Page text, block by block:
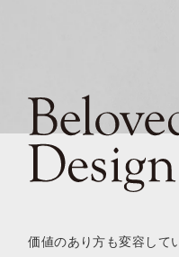
monot Inc. -
価値のあり方も変容して